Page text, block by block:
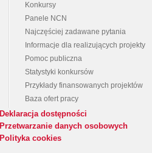
Konkursy
Panele NCN
Najczęściej zadawane pytania
Informacje dla realizujących projekty
Pomoc publiczna
Statystyki konkursów
Przykłady finansowanych projektów
Baza ofert pracy
Deklaracja dostępności
Przetwarzanie danych osobowych
Polityka cookies